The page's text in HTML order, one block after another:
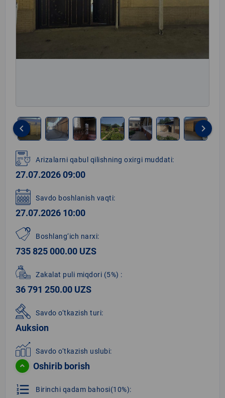
1
of
7
keyboard_arrow_left keyboard_arrow_right
Arizalarni qabul qilishning oxirgi muddati:
27.07.2026 09:00
Savdo boshlanish vaqti:
27.07.2026 10:00
Boshlang‘ich narxi:
735 825 000.00 UZS
Zakalat puli miqdori (5%) :
36 791 250.00 UZS
Savdo o‘tkazish turi:
Auksion
Savdo o‘tkazish uslubi:
Oshirib borish
format_list_numbered Birinchi qadam bahosi(10%):